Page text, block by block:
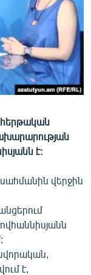
հերթական
է:
վերջին
է,